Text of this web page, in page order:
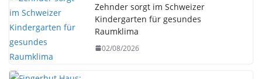
Zehnder sorgt im Schweizer
Kindergarten für gesundes
Raumklima
02/08/2026